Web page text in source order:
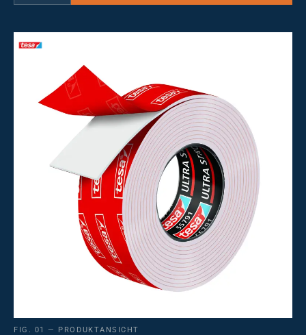
FIG. 01 — PRODUKTANSICHT